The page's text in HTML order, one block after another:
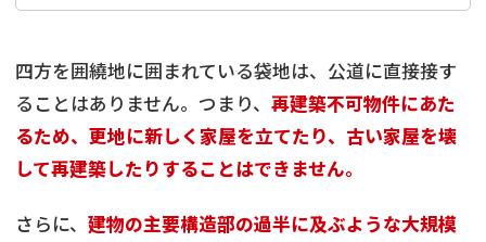
四方を囲繞地に囲まれている袋地は、公道に直接接す
ることはありません。つまり、 再建築不可物件にあた
るため、更地に新しく家屋を立てたり、古い家屋を壊
して再建築したりすることはできません。
さらに、 建物の主要構造部の過半に及ぶような大規模